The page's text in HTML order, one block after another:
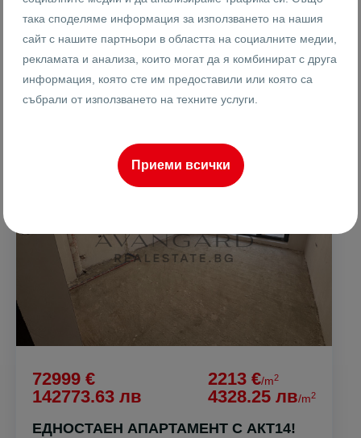
Калоян Шишков
Брокер
72999 €
142773.63 лв
2213 €/m2
4328.25 лв/m2
ЕДНОСТАЕН АПАРТАМЕНТ С АКТ14!
така споделяме информация за използването на нашия
сайт с нашите партньори в областта на социалните медии,
рекламата и анализа, които могат да я комбинират с друга
информация, която сте им предоставили или която са
събрали от използването на техните услуги.
Приеми всички